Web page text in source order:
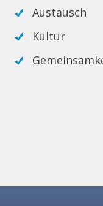
Austausch
Kultur